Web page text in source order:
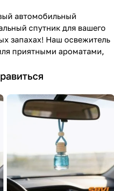
автомобильный
спутник для вашего
запахах! Наш освежитель
приятными ароматами,